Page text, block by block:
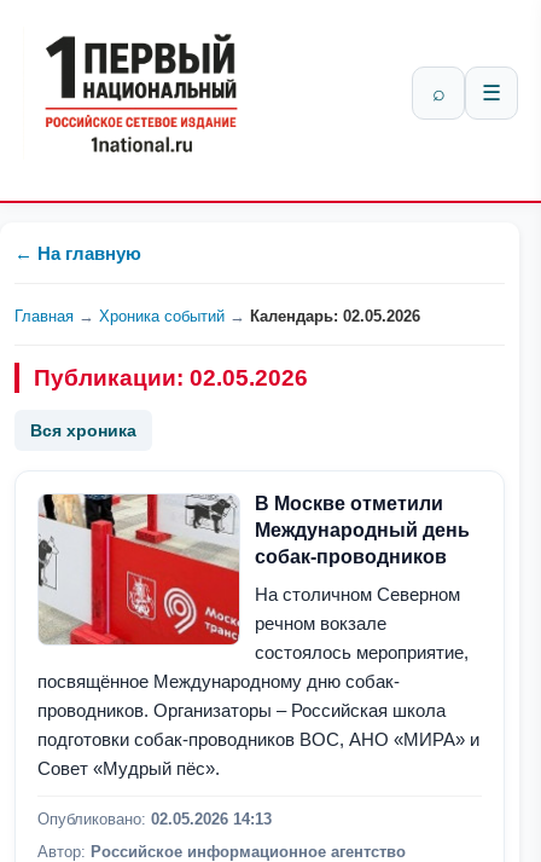
⌕ ☰
← На главную
Главная → Хроника событий → Календарь: 02.05.2026
Публикации: 02.05.2026
Вся хроника
В Москве отметили
Международный день
собак-проводников
На столичном Северном
речном вокзале
состоялось мероприятие,
посвящённое Международному дню собак-
проводников. Организаторы – Российская школа
подготовки собак-проводников ВОС, АНО «МИРА» и
Совет «Мудрый пёс».
Опубликовано: 02.05.2026 14:13
Автор: Российское информационное агентство